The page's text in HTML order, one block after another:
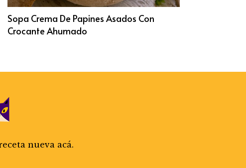
Sopa Crema De Papines Asados Con
Crocante Ahumado
nueva acá.